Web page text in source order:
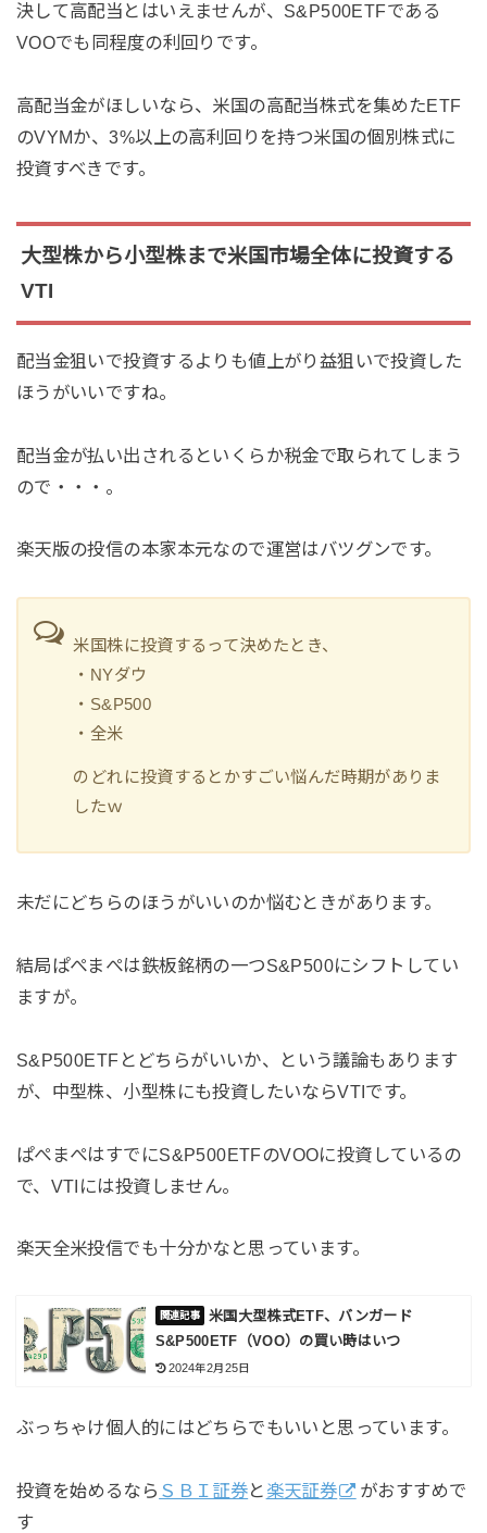
決して高配当とはいえませんが、S&P500ETFである
VOOでも同程度の利回りです。
高配当金がほしいなら、米国の高配当株式を集めたETF
のVYMか、3%以上の高利回りを持つ米国の個別株式に
投資すべきです。
大型株から小型株まで米国市場全体に投資する
VTI
配当金狙いで投資するよりも値上がり益狙いで投資した
ほうがいいですね。
配当金が払い出されるといくらか税金で取られてしまう
ので・・・。
楽天版の投信の本家本元なので運営はバツグンです。
米国株に投資するって決めたとき、
・NYダウ
・S&P500
・全米
のどれに投資するとかすごい悩んだ時期がありま
したｗ
未だにどちらのほうがいいのか悩むときがあります。
結局ぱぺまぺは鉄板銘柄の一つS&P500にシフトしてい
ますが。
S&P500ETFとどちらがいいか、という議論もあります
が、中型株、小型株にも投資したいならVTIです。
ぱぺまぺはすでにS&P500ETFのVOOに投資しているの
で、VTIには投資しません。
楽天全米投信でも十分かなと思っています。
米国大型株式ETF、バンガード
S&P500ETF（VOO）の買い時はいつ
2024年2月25日
ぶっちゃけ個人的にはどちらでもいいと思っています。
投資を始めるなら ＳＢＩ証券と 楽天証券
がおすすめで
す